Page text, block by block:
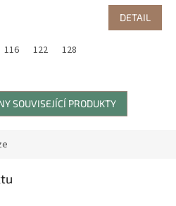
DETAIL
116 122 128
SOUVISEJÍCÍ PRODUKTY